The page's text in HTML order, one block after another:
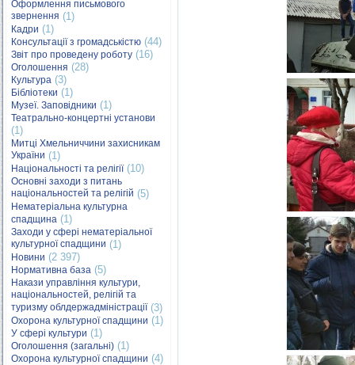
Оформлення письмового
звернення (1)
Кадри (1)
Консультації з громадськістю (44)
Звіт про проведену роботу (16)
Оголошення (28)
Культура (3)
Бібліотеки (1)
Музеї. Заповідники (1)
Театрально-концертні установи
(1)
Митці Хмельниччини захисникам
України (1)
Національності та релігії(10)
Основні заходи з питань
національностей та релігій (5)
Нематеріальна культурна
спадщина (1)
Заходи у сфері нематеріальної
культурної спадщини (1)
Новини (2 397)
Нормативна база (5)
Накази управління культури,
національностей, релігій та
туризму облдержадміністрації(3)
Охорона культурної спадщини (1)
У сфері культури (1)
Оголошення (загальні) (1)
Охорона культурної спадщини (4)